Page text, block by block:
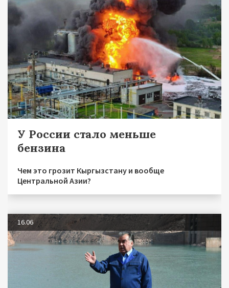
У России стало меньше
бензина
Чем это грозит Кыргызстану и вообще
Центральной Азии?
16.06